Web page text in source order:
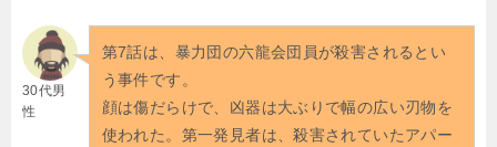
30代男
性
第7話は、暴力団の六龍会団員が殺害されるとい
う事件です。
顔は傷だらけで、凶器は大ぶりで幅の広い刃物を
使われた。第一発見者は、殺害されていたアパー